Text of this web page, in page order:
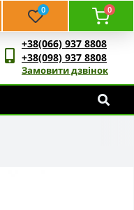
0 0
+38(066) 937 8808
+38(098) 937 8808
Замовити дзвінок